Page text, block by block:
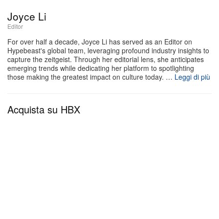
abbandonare le finiture standard a favore di una
matrice cromatica espressiva che include un Vivid
Turquoise extra-lucido, un Canary Yellow
d’ispirazione racing e un deciso Bright Red. Per chi
desidera una postura più minacciosa senza ricorrere
personalizzate, altamente riflettenti, non si limitano a
Joyce Li
Editor
For over half a decade, Joyce Li has served as an Editor on
Hypebeast's global team, leveraging profound industry insights to
capture the zeitgeist. Through her editorial lens, she anticipates
emerging trends while dedicating her platform to spotlighting
those making the greatest impact on culture today. … Leggi di più
Acquista su HBX